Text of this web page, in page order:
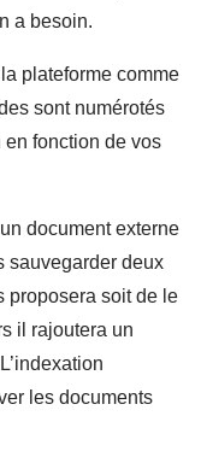
a besoin.
plateforme comme
sont numérotés
fonction de vos
document externe
sauvegarder deux
proposera soit de le
il rajoutera un
les documents